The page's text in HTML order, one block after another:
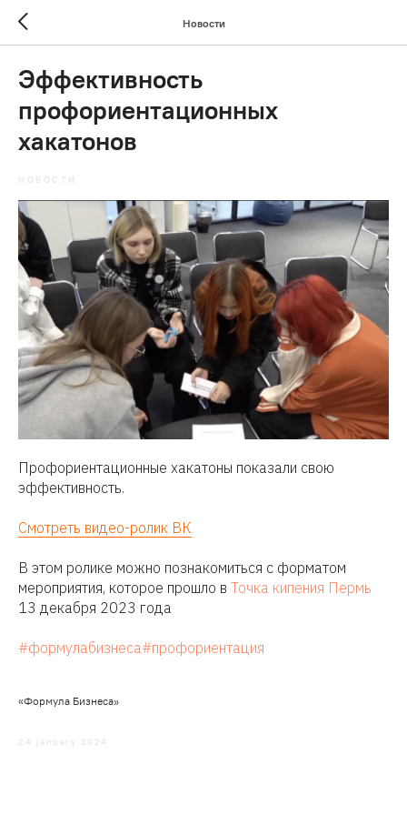
Новости
Эффективность
профориентационных
хакатонов
Профориентационные хакатоны показали свою
эффективность.
Смотреть видео-ролик ВК
В этом ролике можно познакомиться с форматом
мероприятия, которое прошло в Точка кипения Пермь
13 декабря 2023 года
#формулабизнеса#профориентация
«Формула Бизнеса»